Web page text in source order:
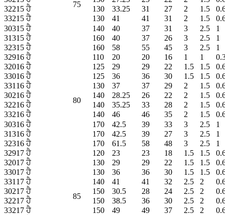
75
32215 ਹੈ
130 33.25 31 27 2 1.5
33215 ਹੈ
130 41 41 31 2 1.5
30315 ਹੈ
140 40 37 31 3 2.5
1
31315 ਹੈ
160 40 37 26 3 2.5
1
32315 ਹੈ
160 58 55 45 3 2.5
1
32916 ਹੈ
80
110 20 20 16 1 1
32016 ਹੈ
125 29 29 22 1.5 1.5
33016 ਹੈ
125 36 36 30 1.5 1.5
33116 ਹੈ
130 37 37 29 2 1.5
30216 ਹੈ
140 28.25 26 22 2 1.5
32216 ਹੈ
140 35.25 33 28 2 1.5
33216 ਹੈ
140 46 46 35 2 1.5
30316 ਹੈ
170 42.5 39 33 3 2.5
1
31316 ਹੈ
170 42.5 39 27 3 2.5
1
32316 ਹੈ
170 61.5 58 48 3 2.5
1
32917 ਹੈ
85
120 23 23 18 1.5 1.5
32017 ਹੈ
130 29 29 22 1.5 1.5
33017 ਹੈ
130 36 36 30 1.5 1.5
33117 ਹੈ
140 41 41 32 2.5 2
30217 ਹੈ
150 30.5 28 24 2.5 2
32217 ਹੈ
150 38.5 36 30 2.5 2
33217 ਹੈ
150 49 49 37 2.5 2